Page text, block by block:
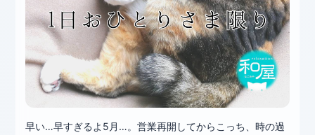
早い…早すぎるよ5月…。営業再開してからこっち、時の過